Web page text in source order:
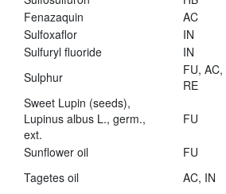
Fenazaquin
AC
Sulfoxaflor
IN
Sulfuryl fluoride
IN
Sulphur
FU, AC,
RE
Sweet Lupin (seeds),
Lupinus albus L., germ.,
ext.
FU
Sunflower oil FU
Tagetes oil
AC, IN